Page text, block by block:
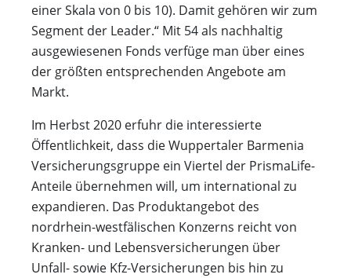
einer Skala von 0 bis 10). Damit gehören wir zum
Segment der Leader.“ Mit 54 als nachhaltig
ausgewiesenen Fonds verfüge man über eines
der größten entsprechenden Angebote am
Markt.
Im Herbst 2020 erfuhr die interessierte
Öffentlichkeit, dass die Wuppertaler Barmenia
Versicherungsgruppe ein Viertel der PrismaLife-
Anteile übernehmen will, um international zu
expandieren. Das Produktangebot des
nordrhein-westfälischen Konzerns reicht von
Kranken- und Lebensversicherungen über
Unfall- sowie Kfz-Versicherungen bis hin zu